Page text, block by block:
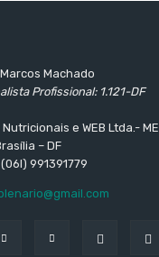
Machado
Profissional: 1.121-DF
e WEB Ltda.- ME
– DF
991391779